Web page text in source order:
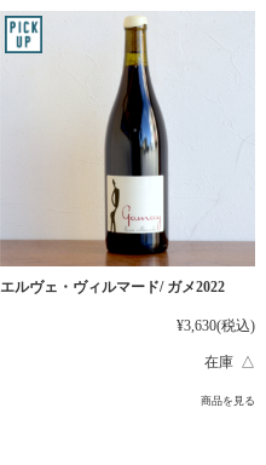
エルヴェ・ヴィルマード/ ガメ2022
¥3,630(税込)
在庫 △
商品を見る